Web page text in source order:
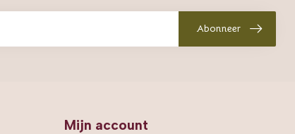
Abonneer
Mijn account